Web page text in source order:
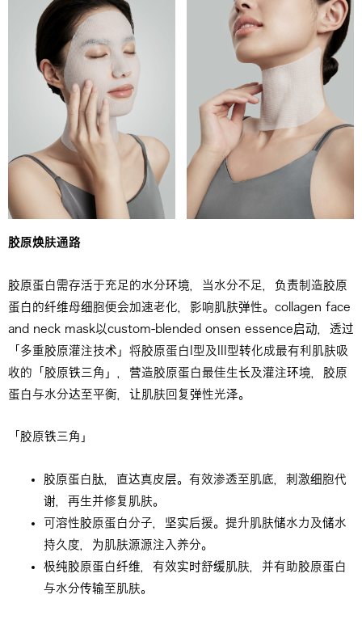
胶原焕肤通路
胶原蛋白需存活于充足的水分环境，当水分不足，负责制造胶原
蛋白的纤维母细胞便会加速老化，影响肌肤弹性。collagen face
and neck mask以custom-blended onsen essence启动，透过
「多重胶原灌注技术」将胶原蛋白I型及III型转化成最有利肌肤吸
收的「胶原铁三角」，营造胶原蛋白最佳生长及灌注环境，胶原
蛋白与水分达至平衡，让肌肤回复弹性光泽。
「胶原铁三角」
胶原蛋白肽，直达真皮层。有效渗透至肌底，刺激细胞代
谢，再生并修复肌肤。
可溶性胶原蛋白分子，坚实后援。提升肌肤储水力及储水
持久度，为肌肤源源注入养分。
极纯胶原蛋白纤维，有效实时舒缓肌肤，并有助胶原蛋白
与水分传输至肌肤。